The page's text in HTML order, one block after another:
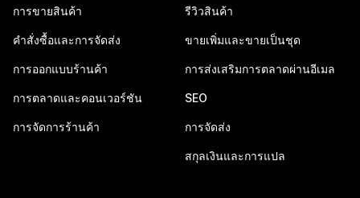
การขายสินค้า
คำสั่งซื้อและการจัดส่ง
การออกแบบร้านค้า
การตลาดและคอนเวอร์ชัน
การจัดการร้านค้า
รีวิวสินค้า
ขายเพิ่มและขายเป็นชุด
การส่งเสริมการตลาดผ่านอีเมล
SEO
การจัดส่ง
สกุลเงินและการแปล